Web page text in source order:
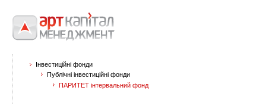
Інвестиційні фонди
Публічні інвестиційні фонди
ПАРИТЕТ інтервальний фонд